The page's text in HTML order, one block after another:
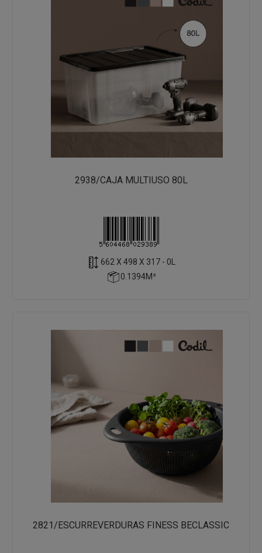
2938/CAJA MULTIUSO 80L
662 X 498 X 317 - 0L
0.1394M³
2821/ESCURREVERDURAS FINESS BECLASSIC